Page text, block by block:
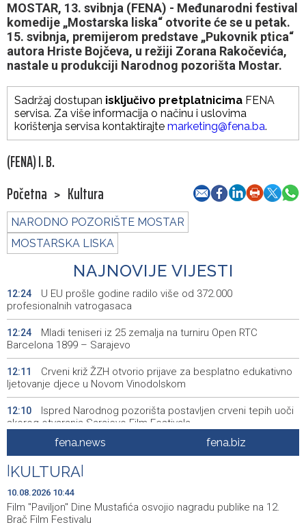
MOSTAR, 13. svibnja (FENA) - Međunarodni festival
komedije „Mostarska liska“ otvorite će se u petak.
15. svibnja, premijerom predstave „Pukovnik ptica“
autora Hriste Bojčeva, u režiji Zorana Rakočevića,
nastale u produkciji Narodnog pozorišta Mostar.
Sadržaj dostupan isključivo pretplatnicima FENA
servisa. Za više informacija o načinu i uslovima
korištenja servisa kontaktirajte marketing@fena.ba.
(FENA) I. B.
Početna > Kultura
NARODNO POZORIŠTE MOSTAR
MOSTARSKA LISKA
NAJNOVIJE VIJESTI
12:24
U EU prošle godine radilo više od 372.000
profesionalnih vatrogasaca
12:24
Mladi teniseri iz 25 zemalja na turniru Open RTC
Barcelona 1899 – Sarajevo
12:11
Crveni križ ŽZH otvorio prijave za besplatno edukativno
ljetovanje djece u Novom Vinodolskom
12:10
Ispred Narodnog pozorišta postavljen crveni tepih uoči
skorog otvaranja Sarajevo Film Festivala
Lendo u Mokronogama: Odgovornost je izgraditi državu
u kojoj se zlo nikada i nikome neće ponoviti
12:00
Potpisani kolektivni ugovori u HBŽ-u: Veće plaće u
zdravstvu, obrazovanju i upravi
fena.news fena.biz
KULTURA
10.08.2026 10:44
Film "Paviljon" Dine Mustafića osvojio nagradu publike na 12.
Brač Film Festivalu